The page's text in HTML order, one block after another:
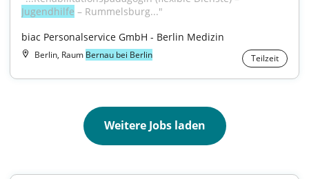
Jugendhilfe – Rummelsburg..."
biac Personalservice GmbH - Berlin Medizin
Berlin, Raum Bernau bei Berlin Teilzeit
Weitere Jobs laden